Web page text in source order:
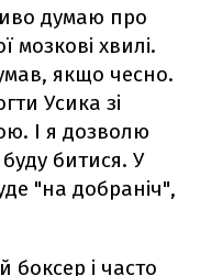
думаю про
мозкові хвилі.
якщо чесно.
Усика зі
І я дозволю
битися. У
"на добраніч",
і часто